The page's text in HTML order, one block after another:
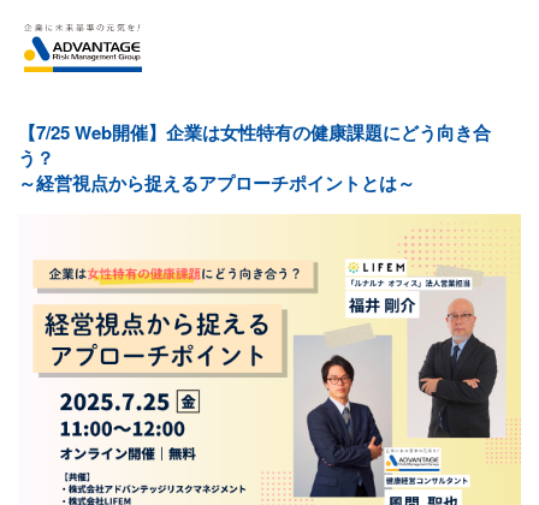
【7/25 Web開催】企業は女性特有の健康課題にどう向き合
う？
～経営視点から捉えるアプローチポイントとは～